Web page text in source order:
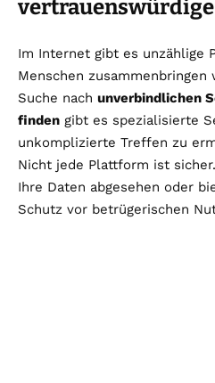
Im Internet gibt es unzählige
Menschen
Suche nach unverbindlichen
finden gibt es spezialisierte
unkomplizierte Treffen zu
Nicht jede Plattform ist
Ihre Daten abgesehen oder
Schutz vor betrügerischen